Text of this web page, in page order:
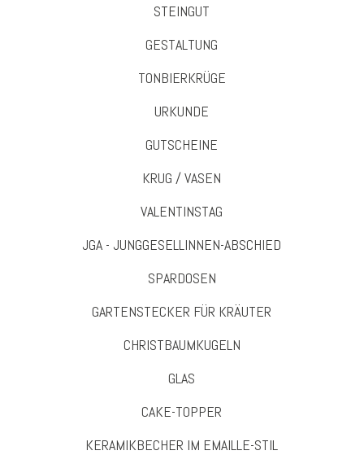
STEINGUT
GESTALTUNG
TONBIERKRÜGE
URKUNDE
GUTSCHEINE
KRUG / VASEN
VALENTINSTAG
JGA - JUNGGESELLINNEN-ABSCHIED
SPARDOSEN
GARTENSTECKER FÜR KRÄUTER
CHRISTBAUMKUGELN
GLAS
CAKE-TOPPER
KERAMIKBECHER IM EMAILLE-STIL